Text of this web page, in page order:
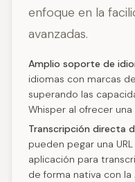
enfoque en la
avanzadas.
Amplio soporte de
idiomas con marcas
superando las
Whisper al ofrecer
Transcripción directa
pueden pegar una
aplicación para
de forma nativa con la